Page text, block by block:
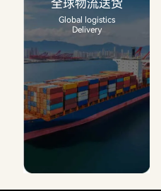
全球物流送货
Global logistics
Delivery